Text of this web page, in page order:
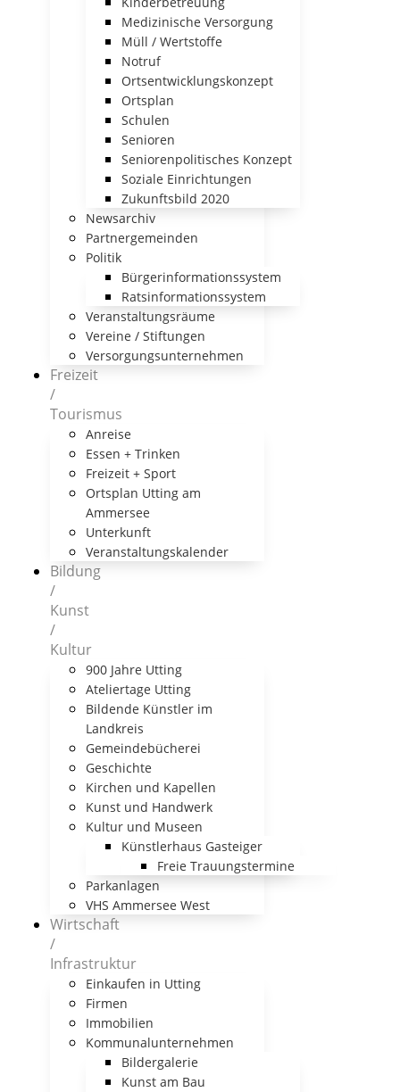
Medizinische Versorgung
Müll / Wertstoffe
Notruf
Ortsentwicklungskonzept
Ortsplan
Schulen
Senioren
Seniorenpolitisches Konzept
Soziale Einrichtungen
Zukunftsbild 2020
Newsarchiv
Partnergemeinden
Politik
Bürgerinformationssystem
Ratsinformationssystem
Veranstaltungsräume
Vereine / Stiftungen
Versorgungsunternehmen
Freizeit
/
Tourismus
Anreise
Essen + Trinken
Freizeit + Sport
Ortsplan Utting am
Ammersee
Unterkunft
Veranstaltungskalender
Bildung
/
Kunst
/
Kultur
900 Jahre Utting
Ateliertage Utting
Bildende Künstler im
Landkreis
Gemeindebücherei
Geschichte
Kirchen und Kapellen
Kunst und Handwerk
Kultur und Museen
Künstlerhaus Gasteiger
Freie Trauungstermine
Parkanlagen
VHS Ammersee West
Wirtschaft
/
Infrastruktur
Einkaufen in Utting
Firmen
Immobilien
Kommunalunternehmen
Bildergalerie
Kunst am Bau